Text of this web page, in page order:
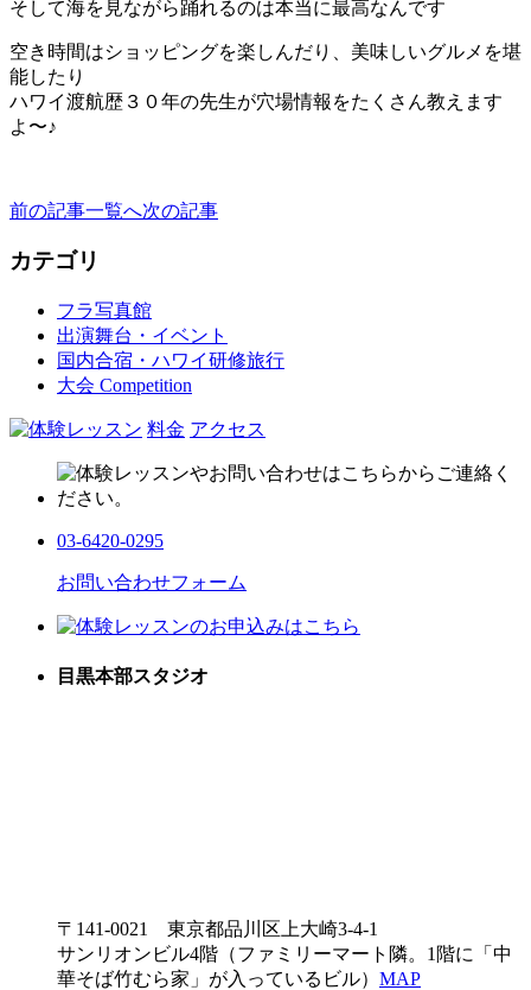
そして海を見ながら踊れるのは本当に最高なんです
空き時間はショッピングを楽しんだり、美味しいグルメを堪
能したり
ハワイ渡航歴３０年の先生が穴場情報をたくさん教えます
よ〜♪
前の記事一覧へ次の記事
カテゴリ
フラ写真館
出演舞台・イベント
国内合宿・ハワイ研修旅行
大会 Competition
料金 アクセス
03-6420-0295
お問い合わせフォーム
目黒本部スタジオ
〒141-0021 東京都品川区上大崎3-4-1
サンリオンビル4階（ファミリーマート隣。1階に「中
華そば竹むら家」が入っているビル） MAP